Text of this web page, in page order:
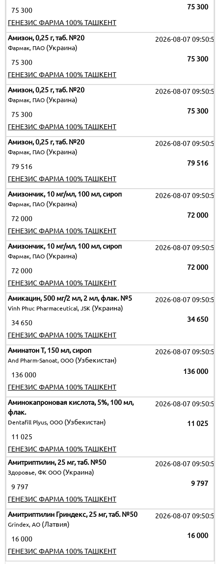
75 300
75 300
ГЕНЕЗИС ФАРМА 100% ТАШКЕНТ
Амизон, 0,25 г, таб. №20
Фармак, ПАО (Украина)
2026-08-07 09:50:51
75 300
75 300
ГЕНЕЗИС ФАРМА 100% ТАШКЕНТ
Амизон, 0,25 г, таб. №20
Фармак, ПАО (Украина)
2026-08-07 09:50:51
75 300
75 300
ГЕНЕЗИС ФАРМА 100% ТАШКЕНТ
Амизон, 0,25 г, таб. №20
Фармак, ПАО (Украина)
2026-08-07 09:50:51
79 516
79 516
ГЕНЕЗИС ФАРМА 100% ТАШКЕНТ
Амизончик, 10 мг/мл, 100 мл, сироп
Фармак, ПАО (Украина)
2026-08-07 09:50:51
72 000
72 000
ГЕНЕЗИС ФАРМА 100% ТАШКЕНТ
Амизончик, 10 мг/мл, 100 мл, сироп
Фармак, ПАО (Украина)
2026-08-07 09:50:51
72 000
72 000
ГЕНЕЗИС ФАРМА 100% ТАШКЕНТ
Амикацин, 500 мг/2 мл, 2 мл, флак. №5
Vinh Phuc Pharmaceutical, JSK (Украина)
2026-08-07 09:50:51
34 650
34 650
ГЕНЕЗИС ФАРМА 100% ТАШКЕНТ
Аминатон Т, 150 мл, сироп
And Pharm-Sanoat, OOO (Узбекистан)
2026-08-07 09:50:51
136 000
136 000
ГЕНЕЗИС ФАРМА 100% ТАШКЕНТ
Аминокапроновая кислота, 5%, 100 мл,
флак.
Dentafill Plyus, ООО (Узбекистан)
2026-08-07 09:50:51
11 025
11 025
ГЕНЕЗИС ФАРМА 100% ТАШКЕНТ
Амитриптилин, 25 мг, таб. №50
Здоровье, ФК ООО (Украина)
2026-08-07 09:50:51
9 797
9 797
ГЕНЕЗИС ФАРМА 100% ТАШКЕНТ
Амитриптилин Гриндекс, 25 мг, таб. №50
Grindex, АО (Латвия)
2026-08-07 09:50:51
16 000
16 000
ГЕНЕЗИС ФАРМА 100% ТАШКЕНТ